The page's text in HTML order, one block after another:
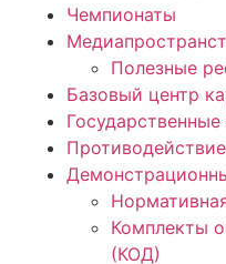
Чемпионаты
Полезные
Базовый центр
Государственные
Комплекты
(КОД)